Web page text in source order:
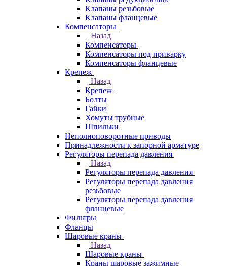
Клапаны резьбовые
Клапаны фланцевые
Компенсаторы
Назад
Компенсаторы
Компенсаторы под приварку
Компенсаторы фланцевые
Крепеж
Назад
Крепеж
Болты
Гайки
Хомуты трубные
Шпильки
Неполноповоротные приводы
Принадлежности к запорной арматуре
Регуляторы перепада давления
Назад
Регуляторы перепада давления
Регуляторы перепада давления
резьбовые
Регуляторы перепада давления
фланцевые
Фильтры
Фланцы
Шаровые краны
Назад
Шаровые краны
Краны шаровые зажимные